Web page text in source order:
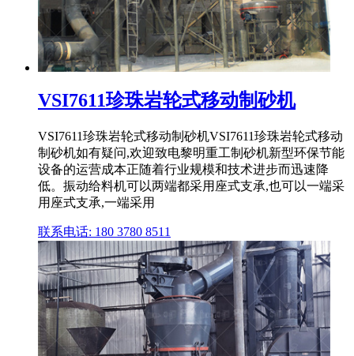
VSI7611珍珠岩轮式移动制砂机
VSI7611珍珠岩轮式移动制砂机VSI7611珍珠岩轮式移动
制砂机如有疑问,欢迎致电黎明重工制砂机新型环保节能
设备的运营成本正随着行业规模和技术进步而迅速降
低。振动给料机可以两端都采用座式支承,也可以一端采
用座式支承,一端采用
联系电话: 180 3780 8511